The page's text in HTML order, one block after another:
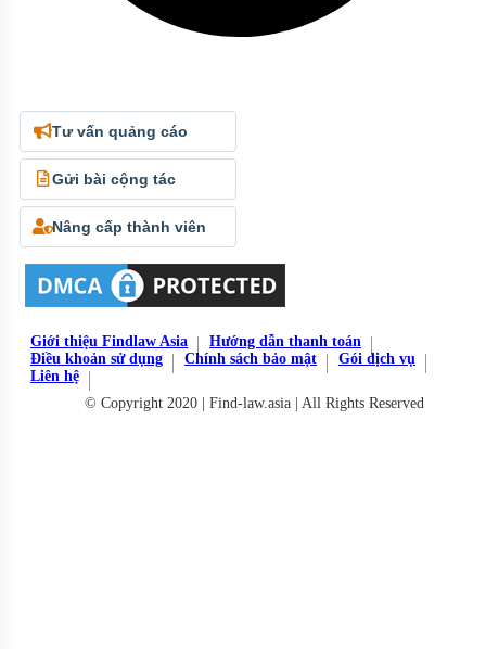
Tư vấn quảng cáo
Gửi bài cộng tác
Nâng cấp thành viên
Giới thiệu Findlaw Asia
Hướng dẫn thanh toán
Điều khoản sử dụng
Chính sách bảo mật
Gói dịch vụ
Liên hệ
© Copyright 2020 | Find-law.asia | All Rights Reserved